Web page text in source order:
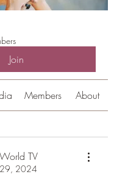
Join
Members About
TV
29, 2024